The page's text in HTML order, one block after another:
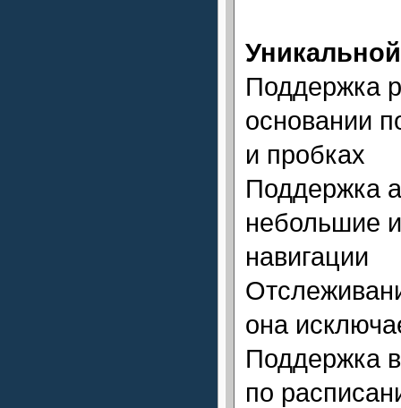
Поддержка
основании
и пробках
Поддержка
небольшие
навигации
она
Поддержка
по